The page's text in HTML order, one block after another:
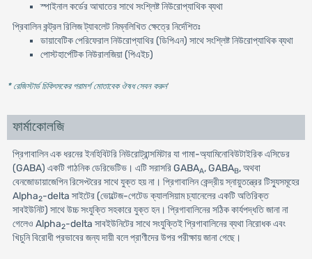
স্পাইনাল কর্ডের আঘাতের সাথে সংশ্লিষ্ট নিউরোপ্যাথিক ব্যথা
প্রিবালিন কন্ট্রল রিলিজ ট্যাবলেট নিম্নলিখিত ক্ষেত্রে নির্দেশিতঃ
ডায়াবেটিক পেরিফেরাল নিউরোপ্যাথির (ডিপিএন) সাথে সংশ্লিষ্ট নিউরোপ্যাথিক ব্যথা
পোস্টহার্পেটিক নিউরালজিয়া (পিএইচ)
* রেজিস্টার্ড চিকিৎসকের পরামর্শ মোতাবেক ঔষধ সেবন করুন'
ফার্মাকোলজি
প্রিগাবালিন এক ধরনের ইনহিবিটরি নিউরোট্রান্সমিটার যা গামা-অ্যামিনোবিউটাইরিক এসিডের
(GABA) একটি গাঠনিক ডেরিভেটিভ। এটি সরাসরি GABAA, GABAB, অথবা
বেনজোডায়াজেপিন রিসেপ্টরের সাথে যুক্ত হয় না। প্রিগাবালিন কেন্দ্রীয় স্নায়ুতন্ত্রের টিস্যুসমূহের
Alpha2-delta সাইটের (ভোল্টেজ-গেটেড ক্যালসিয়াম চ্যানেলের একটি অতিরিক্ত
সাবইউনিট) সাথে উচ্চ সংযুক্তি সহকারে যুক্ত হন। প্রিগাবালিনের সঠিক কার্যপদ্ধতি জানা না
গেলেও Alpha2-delta সাবইউনিটের সাথে সংযুক্তিই প্রিগাবালিনের ব্যথা নিরোধক এবং
খিচুনি বিরোধী প্রভাবের জন্য দায়ী বলে প্রাণীদের উপর পরীক্ষায় জানা গেছে।